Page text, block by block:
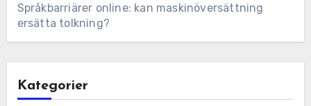
Språkbarriärer online: kan maskinöversättning
ersätta tolkning?
Kategorier